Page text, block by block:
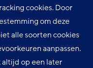
cookies. Door
om deze
alle soorten cookies
aanpassen.
op een later